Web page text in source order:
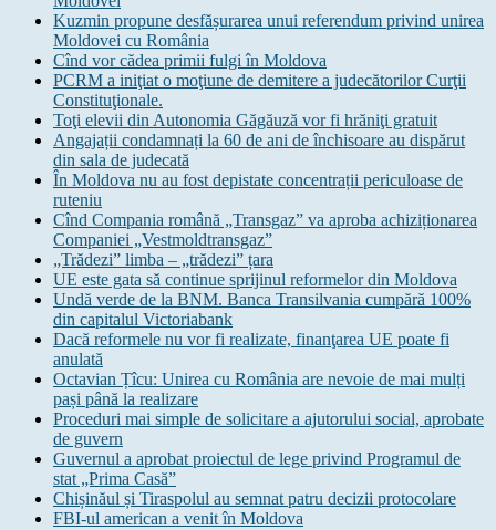
Kuzmin propune desfășurarea unui referendum privind unirea
Moldovei cu România
Cînd vor cădea primii fulgi în Moldova
PCRM a iniţiat o moţiune de demitere a judecătorilor Curţii
Constituţionale.
Toţi elevii din Autonomia Găgăuză vor fi hrăniţi gratuit
Angajații condamnați la 60 de ani de închisoare au dispărut
din sala de judecată
În Moldova nu au fost depistate concentrații periculoase de
ruteniu
Cînd Compania română „Transgaz” va aproba achiziționarea
Companiei „Vestmoldtransgaz”
„Trădezi” limba – „trădezi” țara
UE este gata să continue sprijinul reformelor din Moldova
Undă verde de la BNM. Banca Transilvania cumpără 100%
din capitalul Victoriabank
Dacă reformele nu vor fi realizate, finanţarea UE poate fi
anulată
Octavian Țîcu: Unirea cu România are nevoie de mai mulți
pași până la realizare
Proceduri mai simple de solicitare a ajutorului social, aprobate
de guvern
Guvernul a aprobat proiectul de lege privind Programul de
stat „Prima Casă”
Chișinăul și Tiraspolul au semnat patru decizii protocolare
FBI-ul american a venit în Moldova